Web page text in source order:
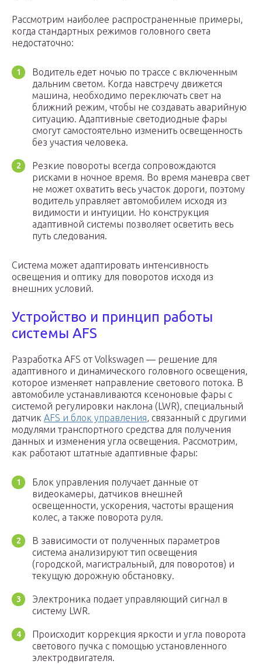
Рассмотрим наиболее распространенные примеры,
когда стандартных режимов головного света
недостаточно:
Водитель едет ночью по трассе с включенным
дальним светом. Когда навстречу движется
машина, необходимо переключать свет на
ближний режим, чтобы не создавать аварийную
ситуацию. Адаптивные светодиодные фары
смогут самостоятельно изменить освещенность
без участия человека.
Резкие повороты всегда сопровождаются
рисками в ночное время. Во время маневра свет
не может охватить весь участок дороги, поэтому
водитель управляет автомобилем исходя из
видимости и интуиции. Но конструкция
адаптивной системы позволяет осветить весь
путь следования.
Система может адаптировать интенсивность
освещения и оптику для поворотов исходя из
внешних условий.
Устройство и принцип работы
системы AFS
Разработка AFS от Volkswagen — решение для
адаптивного и динамического головного освещения,
которое изменяет направление светового потока. В
автомобиле устанавливаются ксеноновые фары с
системой регулировки наклона (LWR), специальный
датчик AFS и блок управления, связанный с другими
модулями транспортного средства для получения
данных и изменения угла освещения. Рассмотрим,
как работают штатные адаптивные фары:
Блок управления получает данные от
видеокамеры, датчиков внешней
освещенности, ускорения, частоты вращения
колес, а также поворота руля.
В зависимости от полученных параметров
система анализируют тип освещения
(городской, магистральный, для поворотов) и
текущую дорожную обстановку.
Электроника подает управляющий сигнал в
систему LWR.
Происходит коррекция яркости и угла поворота
светового пучка с помощью установленного
электродвигателя.